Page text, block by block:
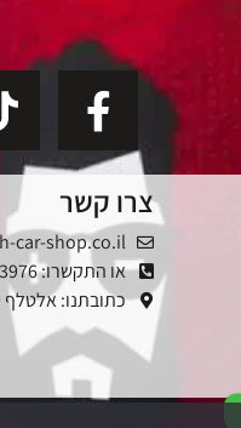
צרו קשר
car-shop.co.il
או התקשרו: 03-5353976
כתובתנו: אלטלף 9 יהוד